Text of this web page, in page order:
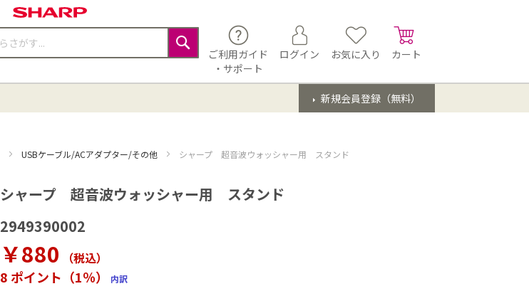
検
ご利用ガイド
・サポート
ログイン お気に入り カート
新規会員登録（無料）
USBケーブル/ACアダプター/その他 シャープ 超音波ウォッシャー用 スタンド
シャープ 超音波ウォッシャー用 スタンド
2949390002
￥880 （税込）
8 ポイント（1％） 内訳